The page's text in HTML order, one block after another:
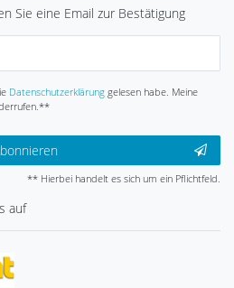
Sie eine Email zur Bestätigung
Daten­schutz­erklärunggelesen habe. Meine
** Hierbei handelt es sich um ein Pflichtfeld.
auf